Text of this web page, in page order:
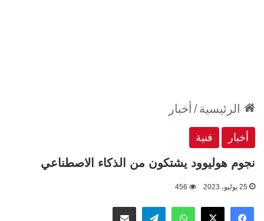
الرئيسية/ أخبار
أخبار فنية
نجوم هوليوود يشتكون من الذكاء الاصطناعي
25 يوليو، 2023 456
فيسبوك
‫X واتسابتيلقراممشاركة عبر البريد